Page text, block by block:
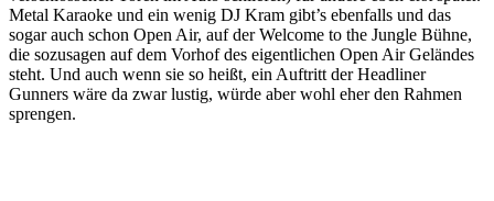
Metal Karaoke und ein wenig DJ Kram gibt’s ebenfalls und das
sogar auch schon Open Air, auf der Welcome to the Jungle Bühne,
die sozusagen auf dem Vorhof des eigentlichen Open Air Geländes
steht. Und auch wenn sie so heißt, ein Auftritt der Headliner
Gunners wäre da zwar lustig, würde aber wohl eher den Rahmen
sprengen.